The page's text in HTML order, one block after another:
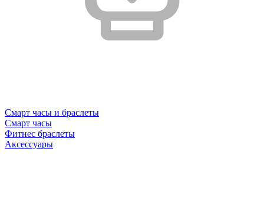
Смарт часы и браслеты
Смарт часы
Фитнес браслеты
Аксессуары